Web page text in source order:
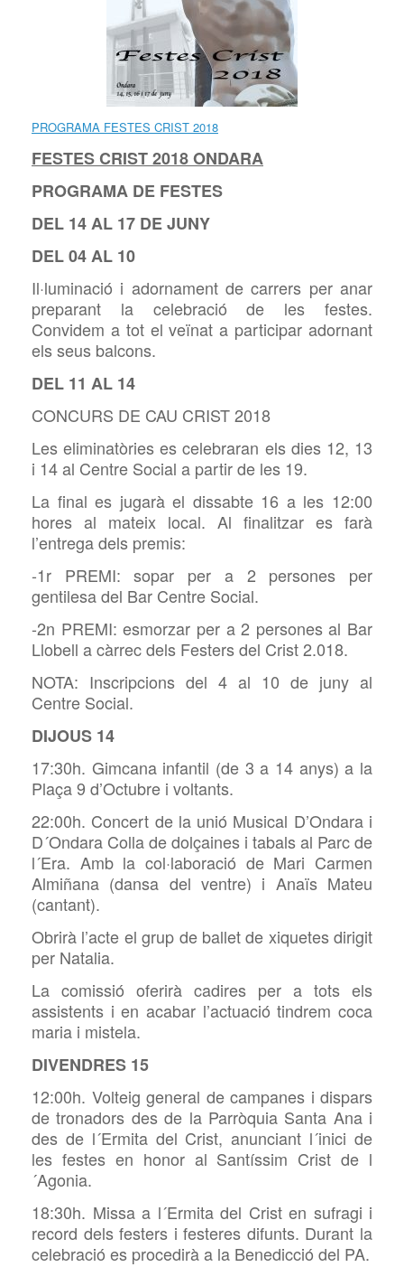
PROGRAMA FESTES CRIST 2018
FESTES CRIST 2018 ONDARA
PROGRAMA DE FESTES
DEL 14 AL 17 DE JUNY
DEL 04 AL 10
Il·luminació i adornament de carrers per anar
preparant la celebració de les festes.
Convidem a tot el veïnat a participar adornant
els seus balcons.
DEL 11 AL 14
CONCURS DE CAU CRIST 2018
Les eliminatòries es celebraran els dies 12, 13
i 14 al Centre Social a partir de les 19.
La final es jugarà el dissabte 16 a les 12:00
hores al mateix local. Al finalitzar es farà
l’entrega dels premis:
-1r PREMI: sopar per a 2 persones per
gentilesa del Bar Centre Social.
-2n PREMI: esmorzar per a 2 persones al Bar
Llobell a càrrec dels Festers del Crist 2.018.
NOTA: Inscripcions del 4 al 10 de juny al
Centre Social.
DIJOUS 14
17:30h. Gimcana infantil (de 3 a 14 anys) a la
Plaça 9 d’Octubre i voltants.
22:00h. Concert de la unió Musical D’Ondara i
D´Ondara Colla de dolçaines i tabals al Parc de
l´Era. Amb la col·laboració de Mari Carmen
Almiñana (dansa del ventre) i Anaïs Mateu
(cantant).
Obrirà l’acte el grup de ballet de xiquetes dirigit
per Natalia.
La comissió oferirà cadires per a tots els
assistents i en acabar l’actuació tindrem coca
maria i mistela.
DIVENDRES 15
12:00h. Volteig general de campanes i dispars
de tronadors des de la Parròquia Santa Ana i
des de l´Ermita del Crist, anunciant l´inici de
les festes en honor al Santíssim Crist de l
´Agonia.
18:30h. Missa a l´Ermita del Crist en sufragi i
record dels festers i festeres difunts. Durant la
celebració es procedirà a la Benedicció del PA.